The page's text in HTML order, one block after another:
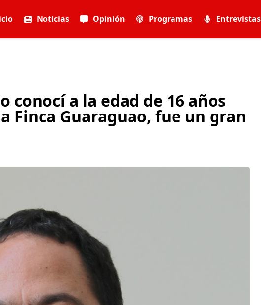
Noticias Opinión Programas Entrevistas
conocí a la edad de 16 años
Finca Guaraguao, fue un gran